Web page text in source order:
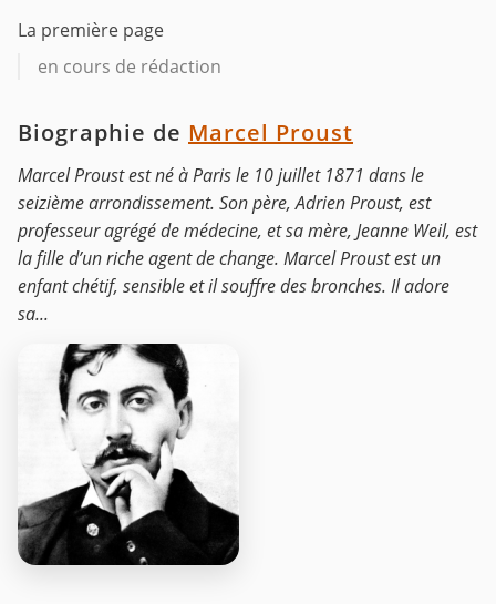
La première page
en cours de rédaction
Biographie de Marcel Proust
Marcel Proust est né à Paris le 10 juillet 1871 dans le
seizième arrondissement. Son père, Adrien Proust, est
professeur agrégé de médecine, et sa mère, Jeanne Weil, est
la fille d’un riche agent de change. Marcel Proust est un
enfant chétif, sensible et il souffre des bronches. Il adore
sa...